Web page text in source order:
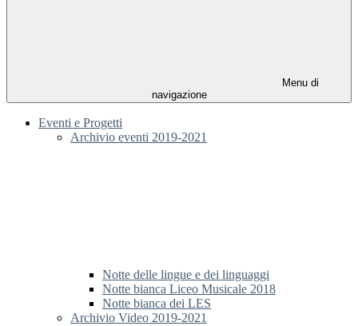
Menu di
navigazione
Eventi e Progetti
Archivio eventi 2019-2021
Notte delle lingue e dei linguaggi
Notte bianca Liceo Musicale 2018
Notte bianca dei LES
Archivio Video 2019-2021